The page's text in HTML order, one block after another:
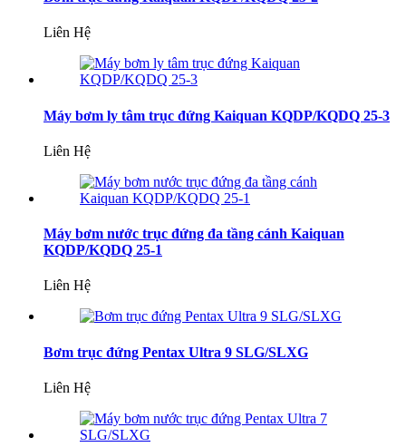
Liên Hệ
Máy bơm ly tâm trục đứng Kaiquan KQDP/KQDQ 25-3
Liên Hệ
Máy bơm nước trục đứng đa tầng cánh Kaiquan
KQDP/KQDQ 25-1
Liên Hệ
Bơm trục đứng Pentax Ultra 9 SLG/SLXG
Liên Hệ